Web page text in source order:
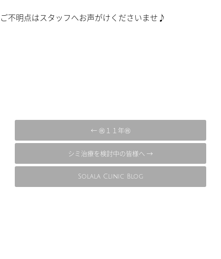
ご不明点はスタッフへお声がけくださいませ♪
← ㊗１１年㊗
Solala Clinic Blog
シミ治療を検討中の皆様へ →